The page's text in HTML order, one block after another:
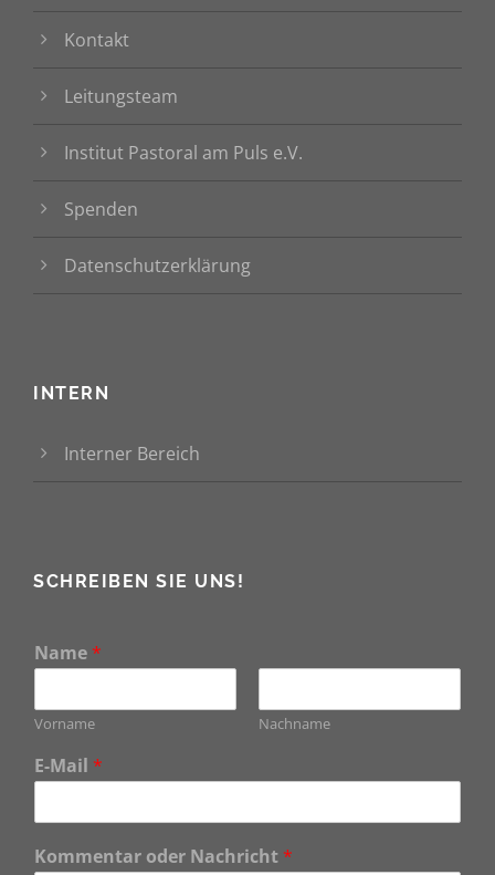
Kontakt
Leitungsteam
Institut Pastoral am Puls e.V.
Spenden
Datenschutzerklärung
INTERN
Interner Bereich
SCHREIBEN SIE UNS!
Name *
Vorname Nachname
E-Mail *
Kommentar oder Nachricht *